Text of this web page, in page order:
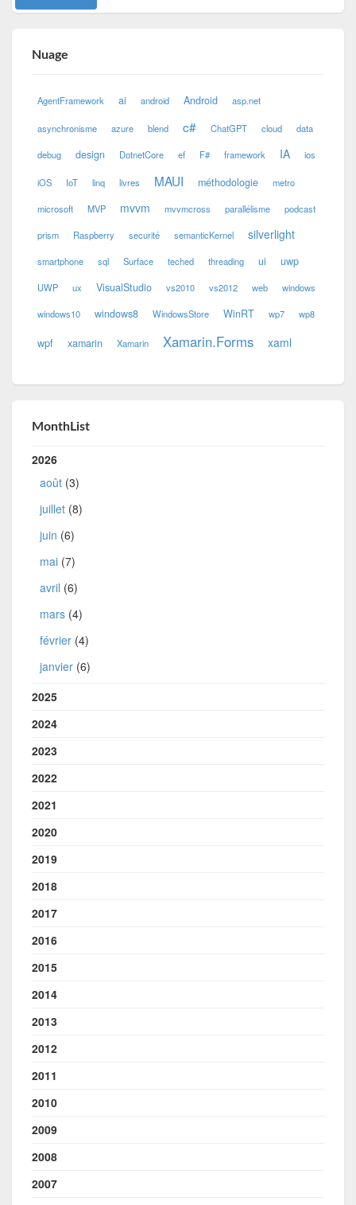
Nuage
AgentFramework ai android Android asp.net
asynchronisme azure blend c# ChatGPT cloud data
debug design DotnetCore ef F# framework IA ios
iOS IoT linq livres MAUI méthodologie metro
microsoft MVP mvvm mvvmcross parallélisme podcast
prism Raspberry securité semanticKernel silverlight
smartphone sql Surface teched threading ui uwp
UWP ux VisualStudio vs2010 vs2012 web windows
windows10 windows8 WindowsStore WinRT wp7 wp8
wpf xamarin Xamarin Xamarin.Forms xaml
MonthList
2026
août (3)
juillet (8)
juin (6)
mai (7)
avril (6)
mars (4)
février (4)
janvier (6)
2025
2024
2023
2022
2021
2020
2019
2018
2017
2016
2015
2014
2013
2012
2011
2010
2009
2008
2007